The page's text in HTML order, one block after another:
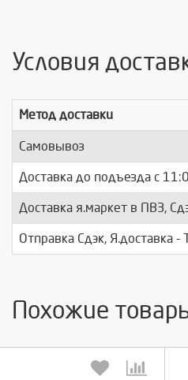
Условия
Метод доставки
Самовывоз
Доставка до подъезда c
Доставка я.маркет в ПВЗ,
Отправка Сдэк, Я.доставка
Похожие